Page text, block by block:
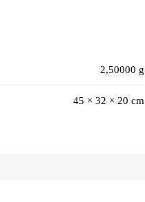
2,50000 g
45 × 32 × 20 cm